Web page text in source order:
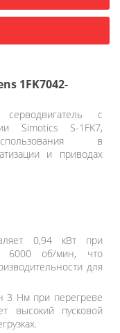
1FK7042-
с
Simotics S-1FK7,
в
и приводах
0,94 кВт при
6000 об/мин, что
для
3 Нм при перегреве
высокий пусковой